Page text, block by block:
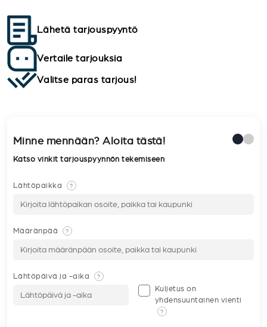
Lähetä tarjouspyyntö
Vertaile tarjouksia
Valitse paras tarjous!
Minne mennään? Aloita tästä!
Katso vinkit tarjouspyynnön tekemiseen
Lähtöpaikka ?
Määränpää ?
Lähtöpäivä ja -aika ?
Kuljetus on
yhdensuuntainen vienti
?